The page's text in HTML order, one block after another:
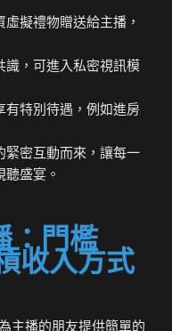
擬禮物贈送給主播，
識，可進入私密視訊模
有特別待遇，例如進房
緊密互動而來，讓每一
盛宴。
：門檻
收入方式
主播的朋友提供簡單的